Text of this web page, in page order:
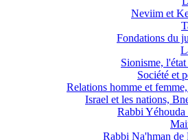
Neviim et
Fondations du
Sionisme,
Société et
Relations homme et
Israel et les nations,
Rabbi
Rabbi Na'hman de